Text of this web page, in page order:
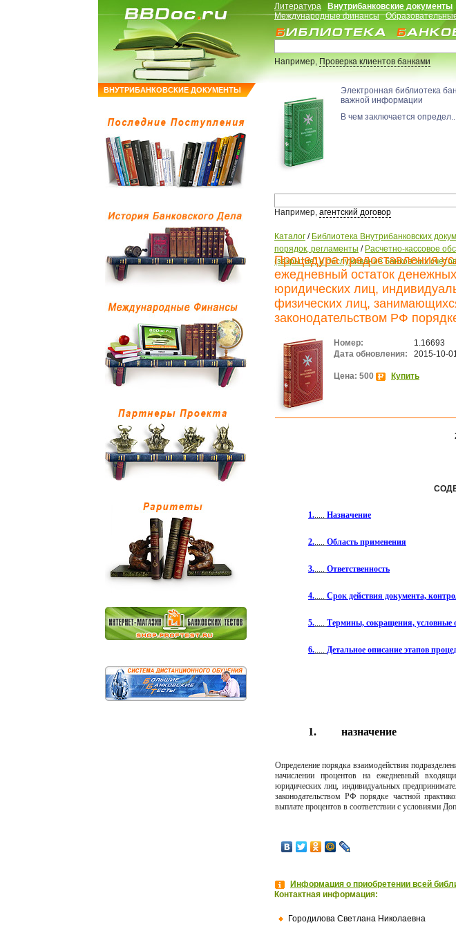
ВНУТРИБАНКОВСКИЕ ДОКУМЕНТЫ
Литература Внутрибанковские документы
Международные финансы
Например,Проверка клиентов банками
Электронная
важной информации
В чем заключается
Например, агентский договор
Каталог / Библиотека Внутрибанковских
порядок, регламенты / Расчетно-кассовое
(закрытие) и обслуживание банковских счетов
Процедура предоставления
ежедневный остаток
юридических лиц,
физических лиц,
законодательством РФ
Номер:
1.16693
Дата обновления:
2015-10-
Цена: 500 Купить
1...... Назначение
2...... Область применения
3...... Ответственность
4...... Срок действия документа,
5...... Термины, сокращения, условные
6...... Детальное описание этапов
1. назначение
Определение порядка взаимодействия
начислении процентов на ежедневный
юридических лиц, индивидуальных
законодательством РФ порядке частной
выплате процентов в соответствии с условиями
Информация о приобретении всей
Контактная информация:
Городилова Светлана Николаевна